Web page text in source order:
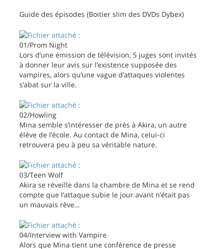
Guide des épisodes (Boitier slim des DVDs Dybex)
01/Prom Night
Lors d’une émission de télévision, 5 juges sont invités
à donner leur avis sur l’existence supposée des
vampires, alors qu’une vague d’attaques violentes
s’abat sur la ville.
02/Howling
Mina semble s’intéresser de près à Akira, un autre
élève de l’école. Au contact de Mina, celui-ci
retrouvera peu à peu sa véritable nature.
03/Teen Wolf
Akira se réveille dans la chambre de Mina et se rend
compte que l’attaque subie le jour avant n’était pas
un mauvais rêve…
04/Interview with Vampire
Alors que Mina tient une conférence de presse